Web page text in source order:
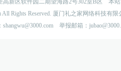
高新区软件园二期望海路2号302室B区 本
All Rights Reserved. 厦门礼之家网络科技
举报邮箱：